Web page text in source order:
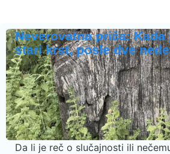
Neverovatna priča: Kada
stari krst, posle dve
Da li je reč o slučajnosti ili